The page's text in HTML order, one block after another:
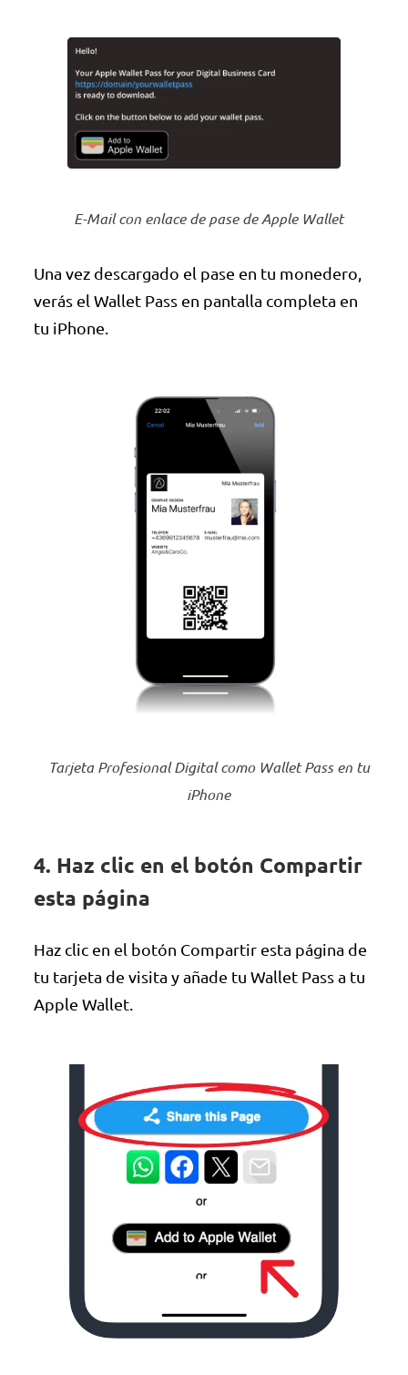
E-Mail con enlace de pase de Apple Wallet
Una vez descargado el pase en tu monedero,
verás el Wallet Pass en pantalla completa en
tu iPhone.
Tarjeta Profesional Digital como Wallet Pass en tu
iPhone
4. Haz clic en el botón Compartir
esta página
Haz clic en el botón Compartir esta página de
tu tarjeta de visita y añade tu Wallet Pass a tu
Apple Wallet.